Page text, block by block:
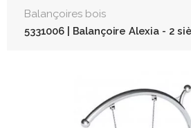
Balançoires bois
5331006 | Balançoire Alexia - 2